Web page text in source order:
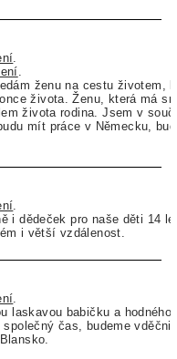
ženu na cestu životem,
života. Ženu, která má
života rodina. Jsem v
mít práce v Německu,
i dědeček pro naše děti 14
i větší vzdálenost.
laskavou babičku a hodného
čas, budeme vděčni